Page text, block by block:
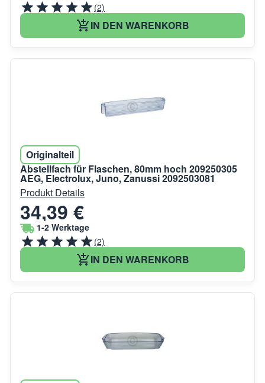
(2)
IN DEN WARENKORB
Originalteil
Abstellfach für Flaschen, 80mm hoch 209250305
AEG, Electrolux, Juno, Zanussi 2092503081
Produkt Details
34,39 €
1-2 Werktage
(2)
IN DEN WARENKORB